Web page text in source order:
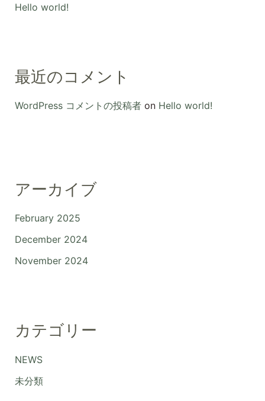
Hello world!
最近のコメント
WordPress コメントの投稿者on Hello world!
アーカイブ
February 2025
December 2024
November 2024
カテゴリー
NEWS
未分類